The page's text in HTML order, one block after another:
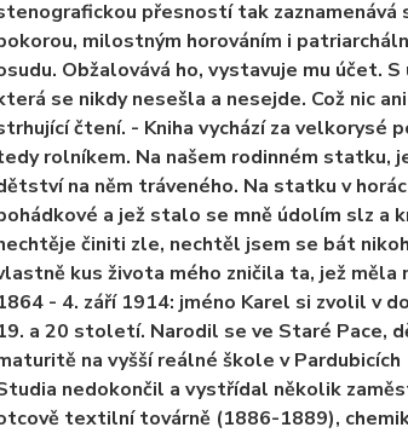
přesností tak
milostným horováním i
Obžalovává ho, vystavuje mu účet.
se nikdy nesešla a nesejde. Což nic
čtení. - Kniha vychází za velkorysé
rolníkem. Na našem rodinném statku,
na něm tráveného. Na statku v
a jež stalo se mně údolím slz a
činiti zle, nechtěl jsem se bát
kus života mého zničila ta, jež
- 4. září 1914: jméno Karel si zvolil v
a 20 století. Narodil se ve Staré Pace,
na vyšší reálné škole v
nedokončil a vystřídal několik
textilní továrně (1886-1889),